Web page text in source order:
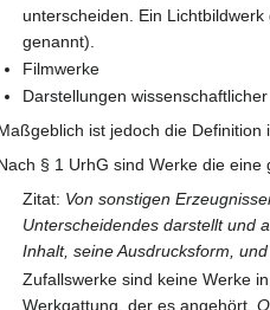
unterscheiden. Ein
genannt).
Filmwerke
Darstellungen
ist jedoch die Definition
§ 1 UrhG sind Werke die
Zitat: Von sonstigen
Unterscheidendes darstellt und
Inhalt, seine Ausdrucksform,
Zufallswerke sind keine Werke
Werkgattung, der es angehört .